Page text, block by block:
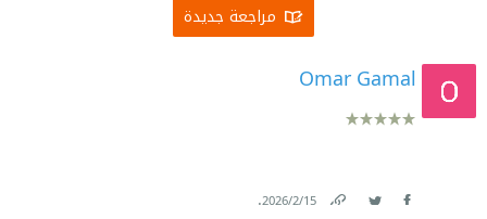
مراجعة جديدة
Omar Gamal
15‏/2‏/2026
.